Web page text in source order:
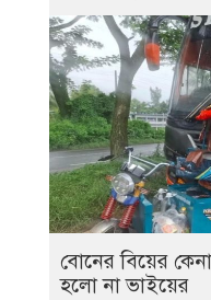
বোনের বিয়ের
হলো না ভাইয়ের